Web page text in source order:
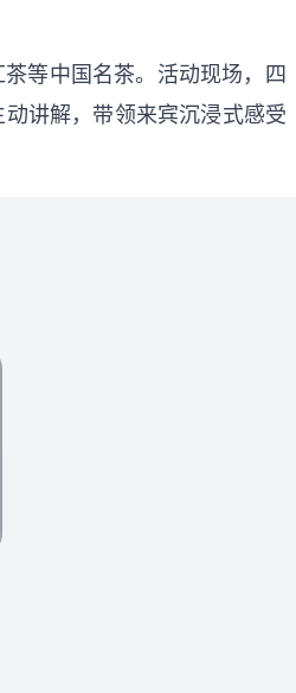
等中国名茶。活动现场，四
讲解，带领来宾沉浸式感受